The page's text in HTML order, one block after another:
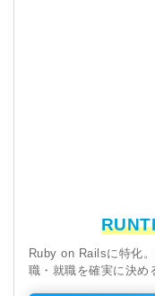
Ruby on Railsに特化
職・就職を確実に決め